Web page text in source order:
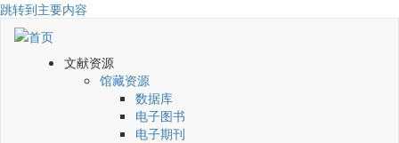
跳转到主要内容
文献资源
馆藏资源
数据库
电子图书
电子期刊